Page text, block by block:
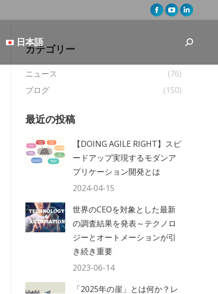
Facebook
new
window
YouTube
opens
new
window
Linkedin
opens
new
日本語 Search:
カテゴリー
ニュース
(76)
ブログ
(150)
最近の投稿
【DOING AGILE RIGHT】スピ
ードアップ実現するモダンア
プリケーション開発とは
2024-04-15
世界のCEOを対象とした最新
の調査結果を発表～テクノロ
ジーとオートメーションが引
き続き重要
2023-06-14
「2025年の崖」とは何か？レ